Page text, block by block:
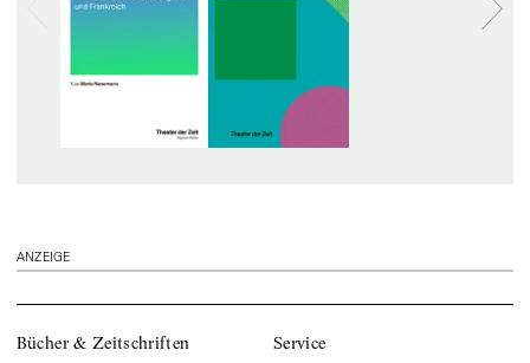
ANZEIGE
Bücher & Zeitschriften Service